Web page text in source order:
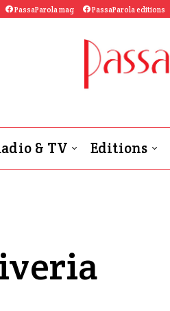
PassaParola mag PassaParola editions
& TV Editions